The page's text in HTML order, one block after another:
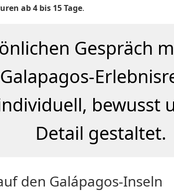
ab 4 bis 15 Tage.
Gespräch
bewusst
Detail gestaltet.
den Galápagos-Inseln